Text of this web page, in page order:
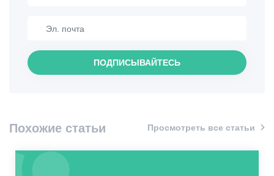
Интересные места
Кулинария
Шопинг
Винтаж бары
ПОДПИСЫВАЙТЕСЬ
Похожие статьи Просмотреть все статьи